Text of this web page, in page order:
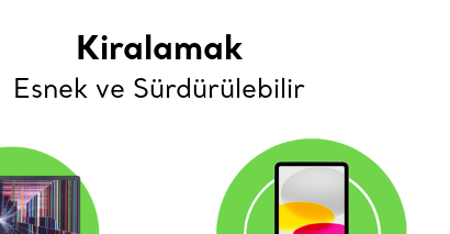
Kiralamak
Esnek ve Sürdürülebilir